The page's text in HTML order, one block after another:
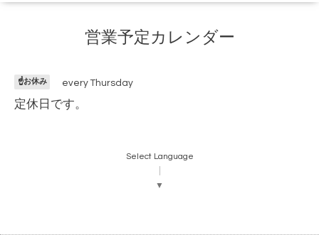
営業予定カレンダー
☝️お休み every Thursday
定休日です。
Select Language
▼